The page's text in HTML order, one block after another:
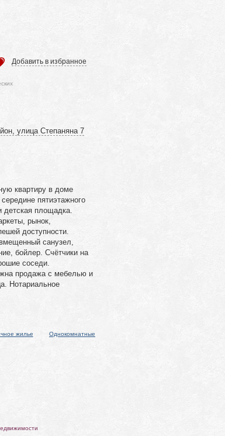
Добавить в избранное
улица Степаняна 7
квартиру в доме
пятиэтажного
детская площадка.
рынок,
доступности.
санузел,
бойлер. Счётчики на
соседи.
продажа с мебелью и
Нотариальное
жилье Однокомнатные